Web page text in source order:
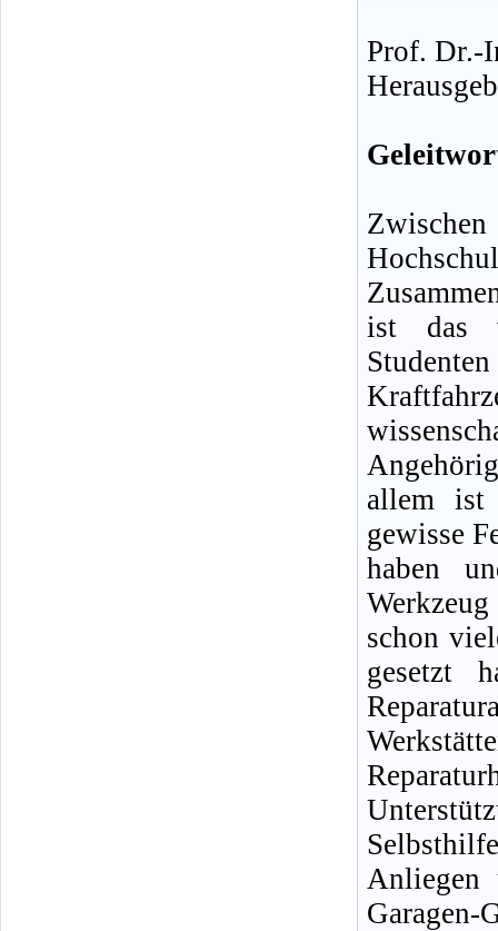
Prof. Dr.-
ist das
allem ist
gewisse
haben
schon
gesetzt
Garagen-